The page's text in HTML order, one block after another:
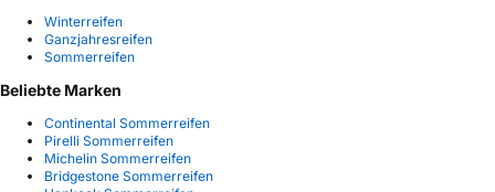
Winterreifen
Ganzjahresreifen
Sommerreifen
Beliebte Marken
Continental Sommerreifen
Pirelli Sommerreifen
Michelin Sommerreifen
Bridgestone Sommerreifen